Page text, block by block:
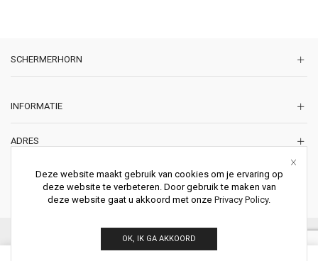
SCHERMERHORN
INFORMATIE
ADRES
2011 ZD HAARLEM
Nederland
© 2026 Schermerhorn Antieke Schouwen. All Rights Reserved.
Deze website maakt gebruik van cookies om je ervaring op
deze website te verbeteren. Door gebruik te maken van
deze website gaat u akkoord met onze Privacy Policy.
OK, IK GA AKKOORD